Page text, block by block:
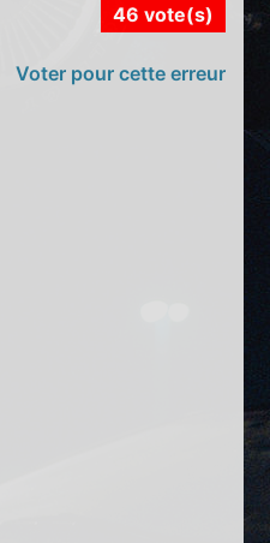
46 vote(s)
Voter pour cette erreur